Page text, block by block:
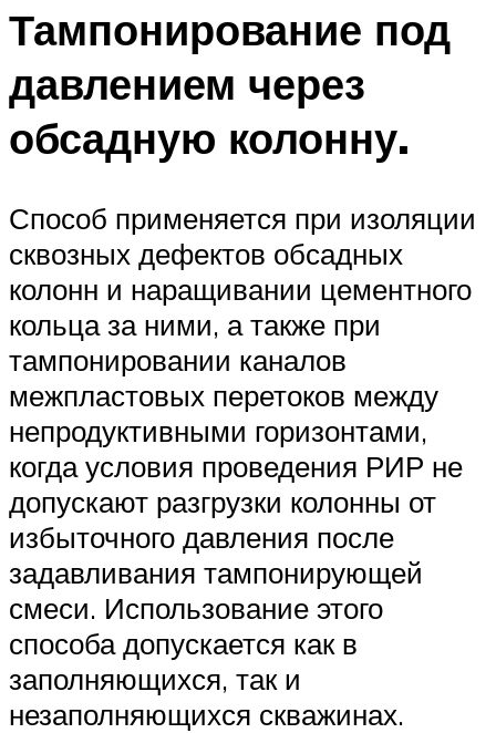
Тампонирование под
давлением через
обсадную колонну.
Способ применяется при изоляции
сквозных дефектов обсадных
колонн и наращивании цементного
кольца за ними, а также при
тампонировании каналов
межпластовых перетоков между
непродуктивными горизонтами,
когда условия проведения РИР не
допускают разгрузки колонны от
избыточного давления после
задавливания тампонирующей
смеси. Использование этого
способа допускается как в
заполняющихся, так и
незаполняющихся скважинах.